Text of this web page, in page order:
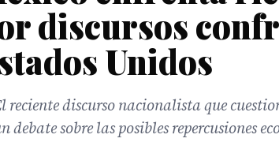
discursos
Unidos
reciente discurso nacionalista que
debate sobre las posibles repercusiones